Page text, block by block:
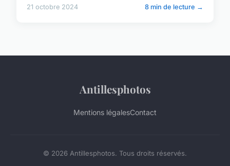
21 octobre 2024 8 min de lecture →
Antillesphotos
Mentions légalesContact
© 2026 Antillesphotos. Tous droits réservés.